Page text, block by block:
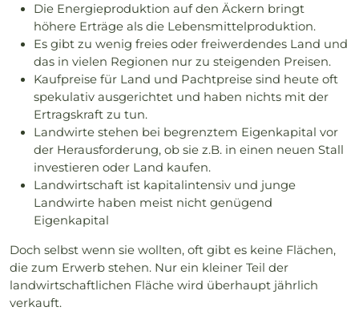
Die Energieproduktion auf den Äckern bringt
höhere Erträge als die Lebensmittelproduktion.
Es gibt zu wenig freies oder freiwerdendes Land und
das in vielen Regionen nur zu steigenden Preisen.
Kaufpreise für Land und Pachtpreise sind heute oft
spekulativ ausgerichtet und haben nichts mit der
Ertragskraft zu tun.
Landwirte stehen bei begrenztem Eigenkapital vor
der Herausforderung, ob sie z.B. in einen neuen Stall
investieren oder Land kaufen.
Landwirtschaft ist kapitalintensiv und junge
Landwirte haben meist nicht genügend
Eigenkapital
Doch selbst wenn sie wollten, oft gibt es keine Flächen,
die zum Erwerb stehen. Nur ein kleiner Teil der
landwirtschaftlichen Fläche wird überhaupt jährlich
verkauft.